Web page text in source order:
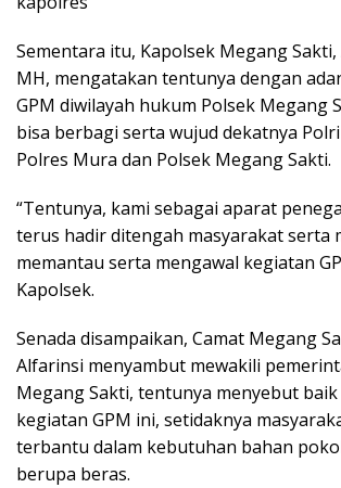
Sementara itu, Kapolsek Megang Sakti,
MH, mengatakan tentunya dengan
GPM diwilayah hukum Polsek Megang
bisa berbagi serta wujud dekatnya
Polres Mura dan Polsek Megang Sakti.
“Tentunya, kami sebagai aparat
terus hadir ditengah masyarakat serta
memantau serta mengawal kegiatan
Kapolsek.
Senada disampaikan, Camat Megang
Alfarinsi menyambut mewakili
Megang Sakti, tentunya menyebut
kegiatan GPM ini, setidaknya
terbantu dalam kebutuhan bahan
berupa beras.